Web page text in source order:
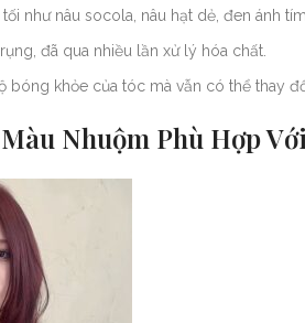
như nâu socola, nâu hạt dẻ, đen ánh
đã qua nhiều lần xử lý hóa chất.
bóng khỏe của tóc mà vẫn có thể thay
Nhuộm Phù Hợp